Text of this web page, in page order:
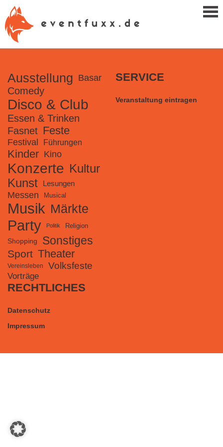
Ausstellung Basar
Comedy
Disco & Club
Essen & Trinken
Fasnet Feste
Festival Führungen
Kinder Kino
Konzerte Kultur
Kunst
Lesungen
Messen Musical
Musik Märkte
Party Politik Religion
Shopping Sonstiges
Sport Theater
Vereinsleben Volksfeste
Vorträge
SERVICE
Veranstaltung eintragen
RECHTLICHES
Datenschutz
Impressum